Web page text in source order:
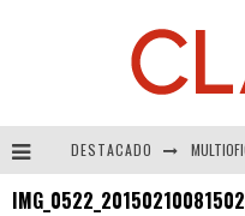
DESTACADO
IMG_0522_20150210081502